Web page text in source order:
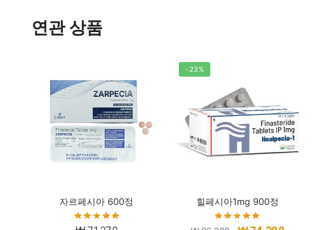
연관 상품
자르페시아 600정
-23%
힐페시아1mg 900정